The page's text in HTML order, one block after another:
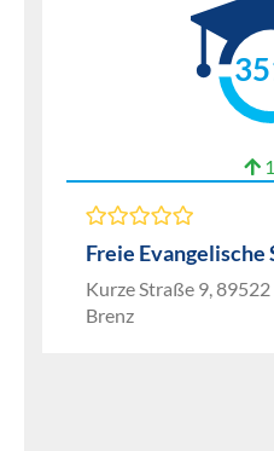
Freie
Kurze Straße 9,
Brenz